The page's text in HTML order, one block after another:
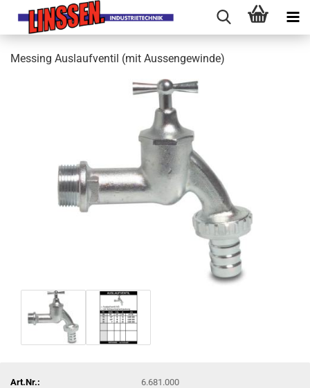
Messing Auslaufventil (mit Aussengewinde)
Art.Nr.: 6.681.000